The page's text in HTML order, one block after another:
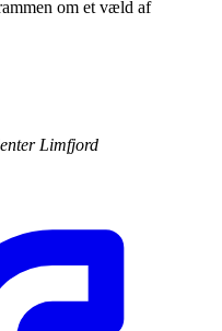
om et væld af
Limfjord